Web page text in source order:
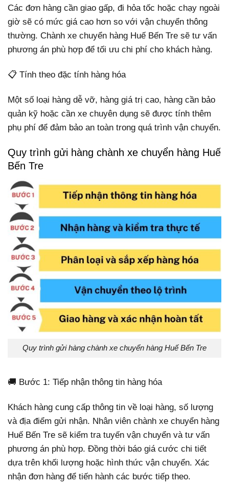
Các đơn hàng cần giao gấp, đi hỏa tốc hoặc chạy ngoài
giờ sẽ có mức giá cao hơn so với vận chuyển thông
thường. Chành xe chuyển hàng Huế Bến Tre sẽ tư vấn
phương án phù hợp để tối ưu chi phí cho khách hàng.
📋 Tính theo đặc tính hàng hóa
Một số loại hàng dễ vỡ, hàng giá trị cao, hàng cần bảo
quản kỹ hoặc cần xe chuyên dụng sẽ được tính thêm
phụ phí để đảm bảo an toàn trong quá trình vận chuyển.
Quy trình gửi hàng chành xe chuyển hàng Huế
Bến Tre
Quy trình gửi hàng chành xe chuyển hàng Huế Bến Tre
🚚 Bước 1: Tiếp nhận thông tin hàng hóa
Khách hàng cung cấp thông tin về loại hàng, số lượng
và địa điểm gửi nhận. Nhân viên chành xe chuyển hàng
Huế Bến Tre sẽ kiểm tra tuyến vận chuyển và tư vấn
phương án phù hợp. Đồng thời báo giá cước chi tiết
dựa trên khối lượng hoặc hình thức vận chuyển. Xác
nhận đơn hàng để tiến hành các bước tiếp theo.